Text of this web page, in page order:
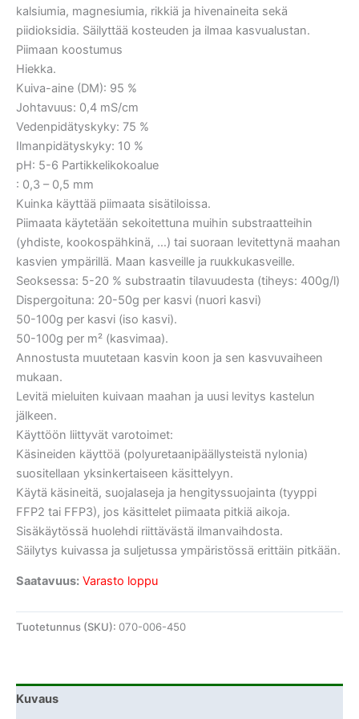
kalsiumia, magnesiumia, rikkiä ja hivenaineita sekä
piidioksidia. Säilyttää kosteuden ja ilmaa kasvualustan.
Piimaan koostumus
Hiekka.
Kuiva-aine (DM): 95 %
Johtavuus: 0,4 mS/cm
Vedenpidätyskyky: 75 %
Ilmanpidätyskyky: 10 %
pH: 5-6 Partikkelikokoalue
: 0,3 – 0,5 mm
Kuinka käyttää piimaata sisätiloissa.
Piimaata käytetään sekoitettuna muihin substraatteihin
(yhdiste, kookospähkinä, …) tai suoraan levitettynä maahan
kasvien ympärillä. Maan kasveille ja ruukkukasveille.
Seoksessa: 5-20 % substraatin tilavuudesta (tiheys: 400g/l)
Dispergoituna: 20-50g per kasvi (nuori kasvi)
50-100g per kasvi (iso kasvi).
50-100g per m² (kasvimaa).
Annostusta muutetaan kasvin koon ja sen kasvuvaiheen
mukaan.
Levitä mieluiten kuivaan maahan ja uusi levitys kastelun
jälkeen.
Käyttöön liittyvät varotoimet:
Käsineiden käyttöä (polyuretaanipäällysteistä nylonia)
suositellaan yksinkertaiseen käsittelyyn.
Käytä käsineitä, suojalaseja ja hengityssuojainta (tyyppi
FFP2 tai FFP3), jos käsittelet piimaata pitkiä aikoja.
Sisäkäytössä huolehdi riittävästä ilmanvaihdosta.
Säilytys kuivassa ja suljetussa ympäristössä erittäin pitkään.
Saatavuus: Varasto loppu
Tuotetunnus (SKU): 070-006-450
Kuvaus